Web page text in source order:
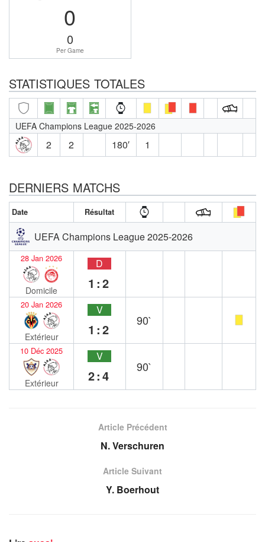
0
0
Per Game
STATISTIQUES TOTALES
UEFA Champions League 2025-2026
2 2 180′ 1
DERNIERS MATCHS
Date Résultat
UEFA Champions League 2025-2026
28 Jan 2026
Domicile
D
1:2
20 Jan 2026
Extérieur
V
1:2
90`
10 Déc 2025
Extérieur
V
2:4
90`
Article Précédent
N. Verschuren
Article Suivant
Y. Boerhout